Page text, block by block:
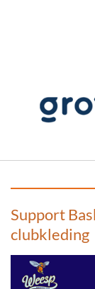
Support
clubkleding